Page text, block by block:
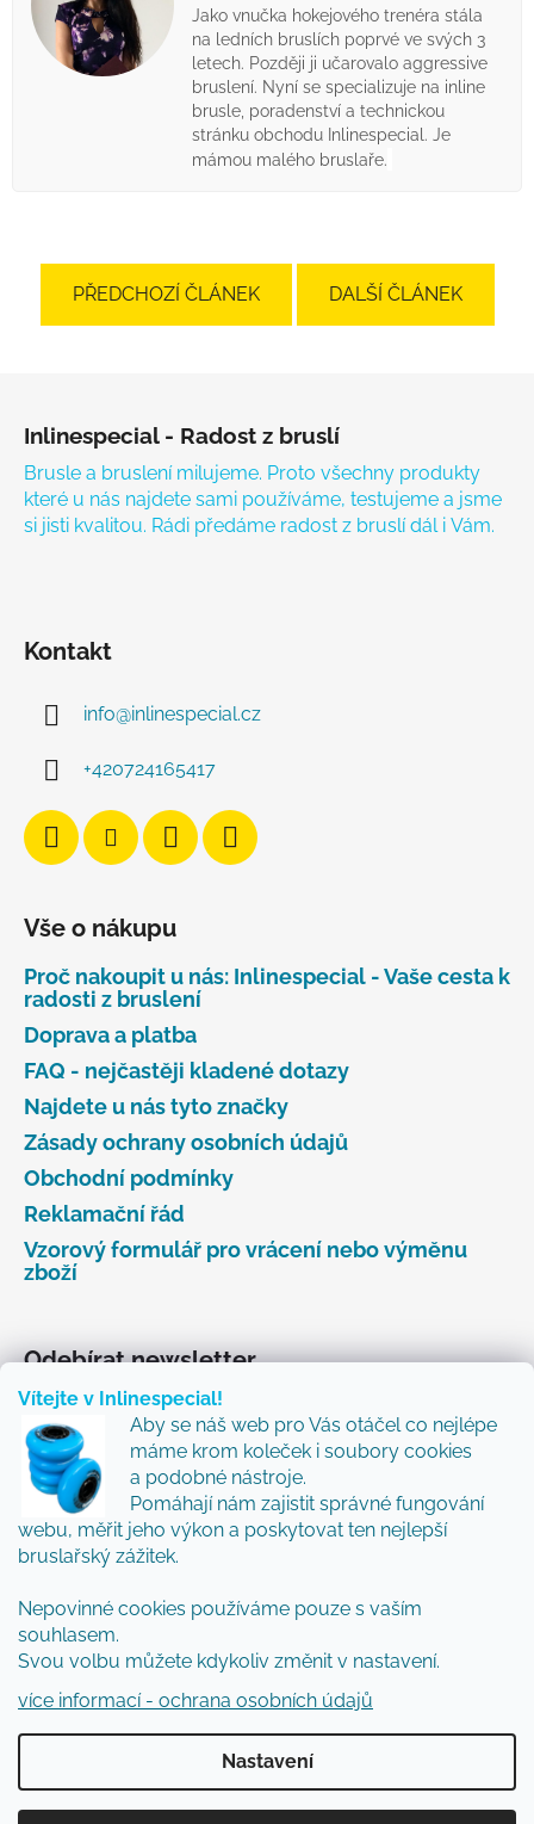
Vítejte v Inlinespecial!
Aby se náš web pro Vás otáčel co nejlépe
máme krom koleček i soubory cookies
a podobné nástroje.
Pomáhají nám zajistit správné fungování
webu, měřit jeho výkon a poskytovat ten nejlepší
bruslařský zážitek.
Nepovinné cookies používáme pouze s vaším
souhlasem.
Svou volbu můžete kdykoliv změnit v nastavení.
více informací - ochrana osobních údajů
Nastavení
Jako vnučka hokejového trenéra stála
na ledních bruslích poprvé ve svých 3
letech. Později ji učarovalo aggressive
bruslení. Nyní se specializuje na inline
brusle, poradenství a technickou
stránku obchodu Inlinespecial. Je
mámou malého bruslaře.
PŘEDCHOZÍ ČLÁNEK DALŠÍ ČLÁNEK
Inlinespecial - Radost z bruslí
Brusle a bruslení milujeme. Proto všechny produkty
které u nás najdete sami používáme, testujeme a jsme
si jisti kvalitou. Rádi předáme radost z bruslí dál i Vám.
Kontakt
info@inlinespecial.cz
+420724165417
Vše o nákupu
Proč nakoupit u nás: Inlinespecial - Vaše cesta k
radosti z bruslení
Doprava a platba
FAQ - nejčastěji kladené dotazy
Najdete u nás tyto značky
Zásady ochrany osobních údajů
Obchodní podmínky
Reklamační řád
Vzorový formulář pro vrácení nebo výměnu
zboží
Odebírat newsletter
Vložte svůj e-mail a my vám budeme zasílat informace
o nových produktech na našem e-shopu.
Přidejte se k nám a my Vám budeme zasílat ty nejlepší
novinky a tipy.
E-mail
Vložením e-mailu souhlasíte spodmínkami
ochrany osobních údajů
PŘIHLÁSIT SE
Vytvořil Shoptet